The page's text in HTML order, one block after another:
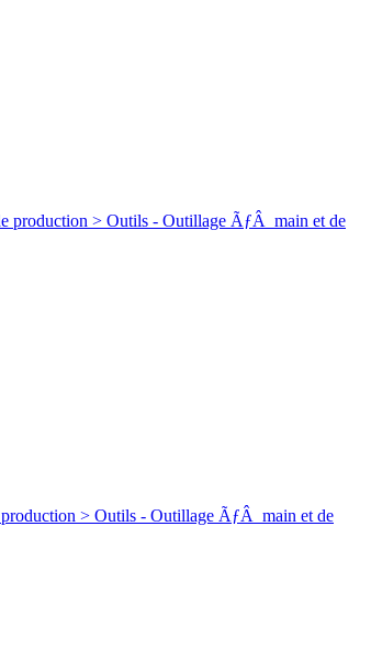
> Outils - Outillage ÃƒÂ main et de
> Outils - Outillage ÃƒÂ main et de